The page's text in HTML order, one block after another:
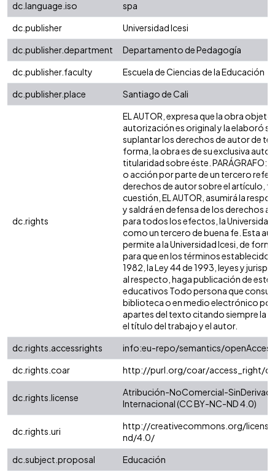
dc.language.iso
spa
dc.publisher
Universidad Icesi
dc.publisher.department
Departamento de Pedagogía
dc.publisher.faculty
Escuela de Ciencias de la Educación
dc.publisher.place
Santiago de Cali
dc.rights
EL AUTOR, expresa que la obra
autorización es original y la elaboró
suplantar los derechos de autor de
forma, la obra es de su exclusiva
titularidad sobre éste. PARÁGRAFO:
o acción por parte de un tercero
derechos de autor sobre el artículo,
cuestión, EL AUTOR, asumirá la
y saldrá en defensa de los derechos
para todos los efectos, la Universidad
como un tercero de buena fe. Esta
permite a la Universidad Icesi, de
para que en los términos establecidos
1982, la Ley 44 de 1993, leyes y
al respecto, haga publicación de este
educativos Todo persona que
biblioteca o en medio electrónico
apartes del texto citando siempre la
el título del trabajo y el autor.
dc.rights.accessrights
info:eu-repo/semantics/openAccess
dc.rights.coar
http://purl.org/coar/access_right/
dc.rights.license
Atribución-NoComercial-
Internacional (CC BY-NC-ND 4.0)
dc.rights.uri
http://creativecommons.org/
nd/4.0/
dc.subject.proposal
Educación